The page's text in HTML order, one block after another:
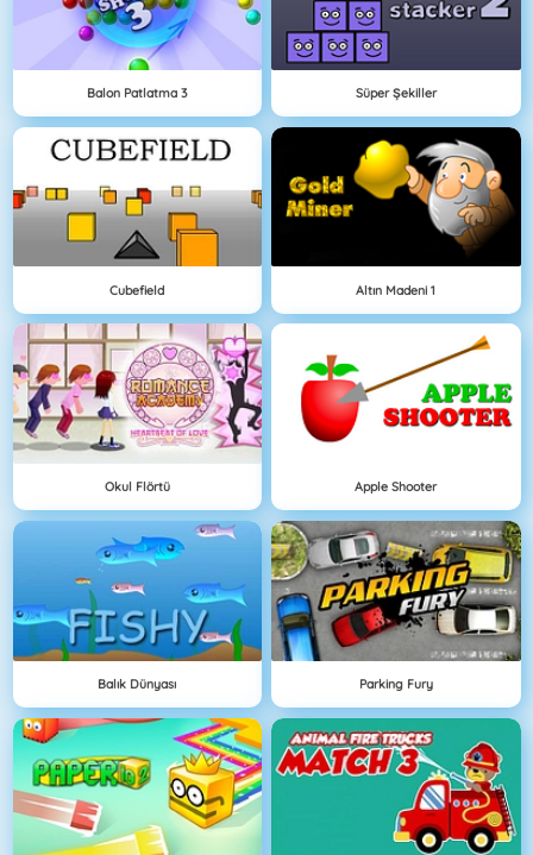
Balon Patlatma 3 Süper Şekiller
Cubefield Altın Madeni 1
Okul Flörtü Apple Shooter
Balık Dünyası Parking Fury